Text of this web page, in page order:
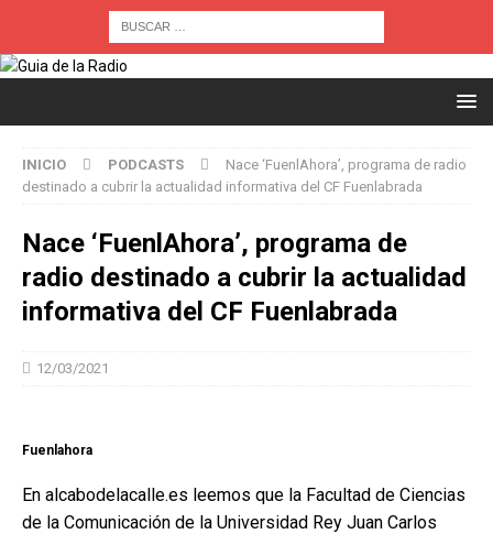
INICIO PODCASTS
Nace ‘FuenlAhora’, programa de radio
destinado a cubrir la actualidad informativa del CF Fuenlabrada
Nace ‘FuenlAhora’, programa de
radio destinado a cubrir la actualidad
informativa del CF Fuenlabrada
12/03/2021
Fuenlahora
En alcabodelacalle.es leemos que la Facultad de Ciencias
de la Comunicación de la Universidad Rey Juan Carlos